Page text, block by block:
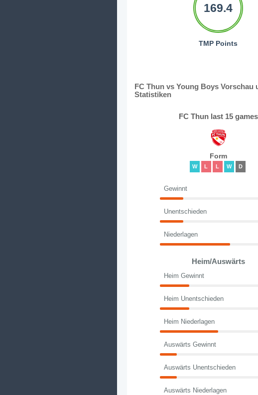
169.4
TMP Points
FC Thun vs Young Boys Vorschau
Statistiken
FC Thun last 15 games
Form
W L L W D
Gewinnt
Unentschieden
Niederlagen
Heim/Auswärts
Heim Gewinnt
Heim Unentschieden
Heim Niederlagen
Auswärts Gewinnt
Auswärts Unentschieden
Auswärts Niederlagen